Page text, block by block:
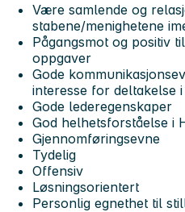
Være samlende og
stabene/menighetene
Pågangsmot og positiv
oppgaver
Gode
interesse for deltakelse
Gode lederegenskaper
God helhetsforståelse i
Gjennomføringsevne
Tydelig
Offensiv
Løsningsorientert
Personlig egnethet til